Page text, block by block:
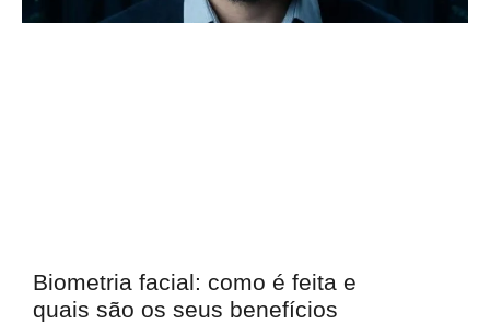
Biometria facial: como é feita e
quais são os seus benefícios